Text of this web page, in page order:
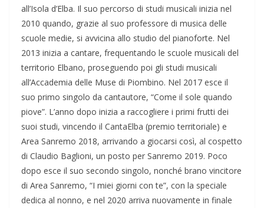
all’Isola d’Elba. Il suo percorso di studi musicali inizia nel
2010 quando, grazie al suo professore di musica delle
scuole medie, si avvicina allo studio del pianoforte. Nel
2013 inizia a cantare, frequentando le scuole musicali del
territorio Elbano, proseguendo poi gli studi musicali
all’Accademia delle Muse di Piombino. Nel 2017 esce il
suo primo singolo da cantautore, “Come il sole quando
piove”. L’anno dopo inizia a raccogliere i primi frutti dei
suoi studi, vincendo il CantaElba (premio territoriale) e
Area Sanremo 2018, arrivando a giocarsi così, al cospetto
di Claudio Baglioni, un posto per Sanremo 2019. Poco
dopo esce il suo secondo singolo, nonché brano vincitore
di Area Sanremo, “I miei giorni con te”, con la speciale
dedica al nonno, e nel 2020 arriva nuovamente in finale